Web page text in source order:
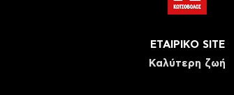
ΕΤΑΙΡΙΚΟ SITE
Καλύτερη ζωή